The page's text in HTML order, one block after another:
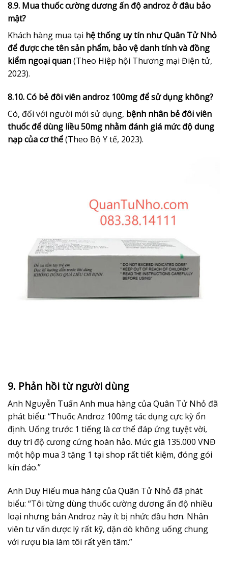
8.9. Mua thuốc cường dương ấn độ androz ở đâu bảo
mật?
Khách hàng mua tại hệ thống uy tín như Quân Tử Nhỏ
để được che tên sản phẩm, bảo vệ danh tính và đồng
kiểm ngoại quan(Theo Hiệp hội Thương mại Điện tử,
2023).
8.10. Có bẻ đôi viên androz 100mg để sử dụng không?
Có, đối với người mới sử dụng, bệnh nhân bẻ đôi viên
thuốc để dùng liều 50mg nhằm đánh giá mức độ dung
nạp của cơ thể(Theo Bộ Y tế, 2023).
9. Phản hồi từ người dùng
Anh Nguyễn Tuấn Anh mua hàng của Quân Tử Nhỏ đã
phát biểu: “Thuốc Androz 100mg tác dụng cực kỳ ổn
định. Uống trước 1 tiếng là cơ thể đáp ứng tuyệt vời,
duy trì độ cương cứng hoàn hảo. Mức giá 135.000 VNĐ
một hộp mua 3 tặng 1 tại shop rất tiết kiệm, đóng gói
kín đáo.”
Anh Duy Hiếu mua hàng của Quân Tử Nhỏ đã phát
biểu: “Tôi từng dùng thuốc cường dương ấn độ nhiều
loại nhưng bản Androz này ít bị nhức đầu hơn. Nhân
viên tư vấn dược lý rất kỹ, dặn dò không uống chung
với rượu bia làm tôi rất yên tâm.”